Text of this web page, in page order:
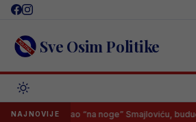
Skip
content Sve Osim Politike
NAJNOVIJE
otputovao “na noge” Smajloviću, budući